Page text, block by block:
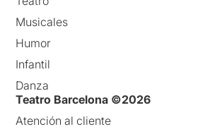
Musicales
Humor
Infantil
Danza
Teatro Barcelona ©2026
Atención al cliente